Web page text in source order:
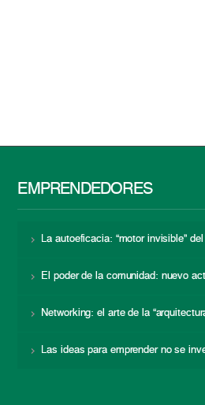
EMPRENDEDORES
La autoeficacia: “motor invisible”
El poder de la comunidad: nuevo
Networking: el arte de la
Las ideas para emprender no se